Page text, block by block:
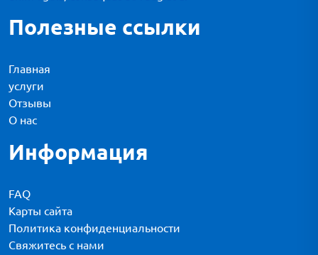
Полезные ссылки
Главная
услуги
Отзывы
О нас
Информация
FAQ
Карты сайта
Политика конфиденциальности
Свяжитесь с нами